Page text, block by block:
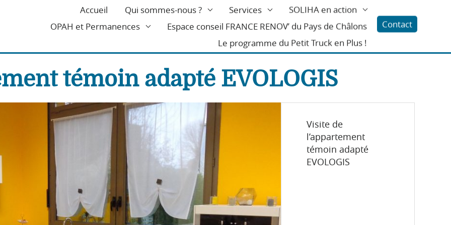
Accueil Qui sommes-nous ? Services
SOLIHA en action
OPAH et Permanences
Espace conseil FRANCE RENOV’ du Pays de Châlons
Le programme du Petit Truck en Plus !
Contact
témoin adapté EVOLOGIS
Visite de
l’appartement
témoin adapté
EVOLOGIS